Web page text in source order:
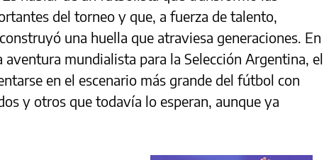
del torneo y que, a fuerza de talento,
una huella que atraviesa generaciones. En
aventura mundialista para la Selección Argentina, el
en el escenario más grande del fútbol con
y otros que todavía lo esperan, aunque ya